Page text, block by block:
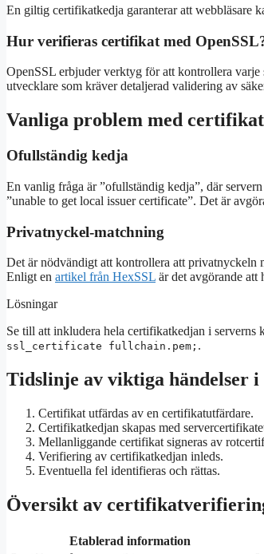
En giltig certifikatkedja garanterar att webbläsare
Hur verifieras certifikat med
OpenSSL erbjuder verktyg för att kontrollera
utvecklare som kräver detaljerad validering av
Vanliga problem med
Ofullständig kedja
En vanlig fråga är ”ofullständig kedja”, där
”unable to get local issuer certificate”. Det är
Privatnyckel-matchning
Det är nödvändigt att kontrollera att privatnyckeln
Enligt en artikel från HexSSL är det avgörande
Lösningar
Se till att inkludera hela certifikatkedjan i
ssl_certificate fullchain.pem; .
Tidslinje av viktiga händelser
Certifikat utfärdas av en certifikatutfärdare.
Certifikatkedjan skapas med
Mellanliggande certifikat signeras av
Verifiering av certifikatkedjan inleds.
Eventuella fel identifieras och rättas.
Översikt av
Etablerad information